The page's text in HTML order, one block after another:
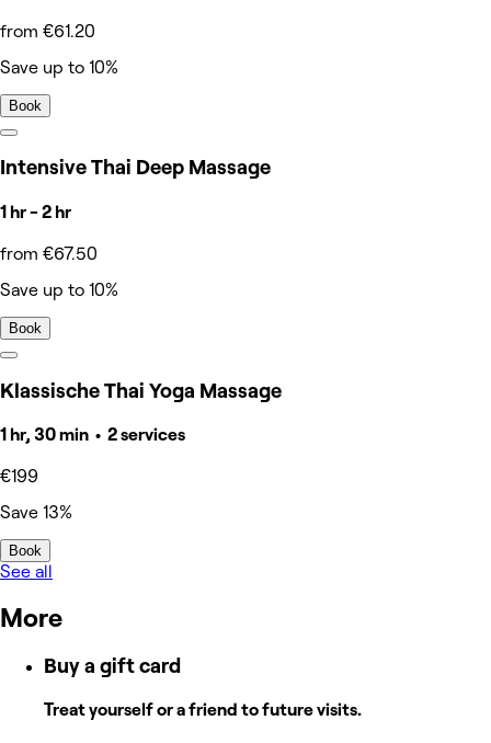
from €61.20
Save up to 10%
Book
Intensive Thai Deep Massage
1 hr - 2 hr
from €67.50
Save up to 10%
Book
Klassische Thai Yoga Massage
1 hr, 30 min • 2 services
€199
Save 13%
Book
See all
More
Buy a gift card
Treat yourself or a friend to future visits.